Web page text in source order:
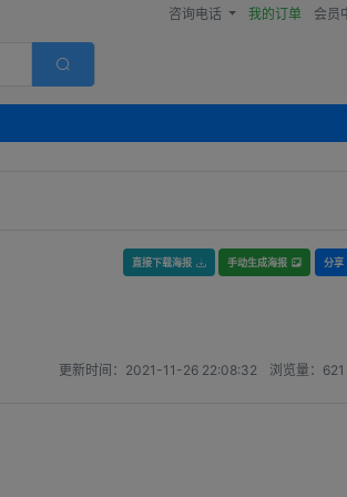
咨询电话 我的订单 会员
直接下载海报 手动生成海报 分享
更新时间： 2021-11-26 22:08:32 浏览量： 621